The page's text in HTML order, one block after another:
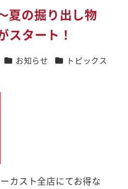
夏の掘り出し物
スタート！
カテゴリー
お知らせ カテゴリー
トピックス
カスト全店にてお得な